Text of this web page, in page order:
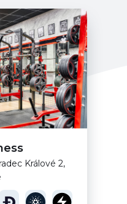
Králové 2,